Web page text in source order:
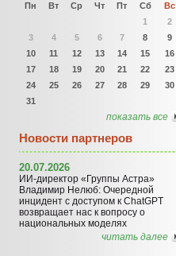
Пн Вт Ср Чт Пт Сб
Вс
1
2
3
4 5 6 7 8
9
10
11 12 13 14 15
16
17
18 19 20 21 22
23
24
25 26 27 28 29
30
31
показать все
Новости партнеров
20.07.2026
ИИ-директор «Группы Астра»
Владимир Нелюб: Очередной
инцидент с доступом к ChatGPT
возвращает нас к вопросу о
национальных моделях
читать далее